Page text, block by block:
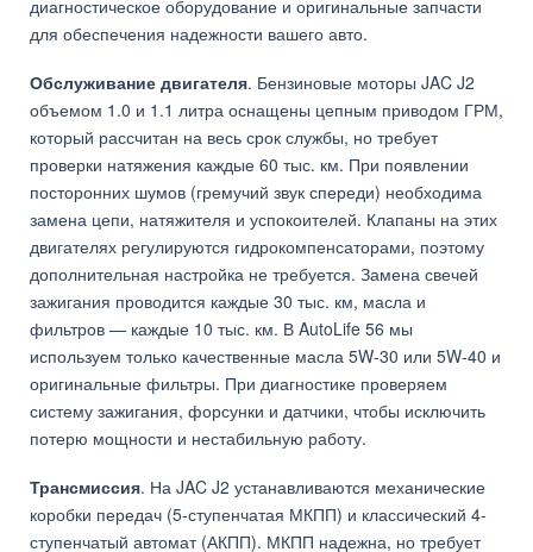
диагностическое оборудование и оригинальные запчасти
для обеспечения надежности вашего авто.
Обслуживание двигателя. Бензиновые моторы JAC J2
объемом 1.0 и 1.1 литра оснащены цепным приводом ГРМ,
который рассчитан на весь срок службы, но требует
проверки натяжения каждые 60 тыс. км. При появлении
посторонних шумов (гремучий звук спереди) необходима
замена цепи, натяжителя и успокоителей. Клапаны на этих
двигателях регулируются гидрокомпенсаторами, поэтому
дополнительная настройка не требуется. Замена свечей
зажигания проводится каждые 30 тыс. км, масла и
фильтров — каждые 10 тыс. км. В AutoLife 56 мы
используем только качественные масла 5W-30 или 5W-40 и
оригинальные фильтры. При диагностике проверяем
систему зажигания, форсунки и датчики, чтобы исключить
потерю мощности и нестабильную работу.
Трансмиссия. На JAC J2 устанавливаются механические
коробки передач (5-ступенчатая МКПП) и классический 4-
ступенчатый автомат (АКПП). МКПП надежна, но требует